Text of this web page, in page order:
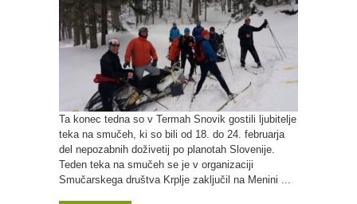
Ta konec tedna so v Termah Snovik gostili ljubitelje
teka na smučeh, ki so bili od 18. do 24. februarja
del nepozabnih doživetij po planotah Slovenije.
Teden teka na smučeh se je v organizaciji
Smučarskega društva Krplje zaključil na Menini ...